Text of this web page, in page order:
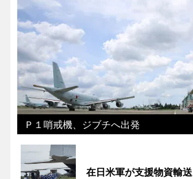
Ｐ１哨戒機、ジブチへ出発
在日米軍が支援物資輸送